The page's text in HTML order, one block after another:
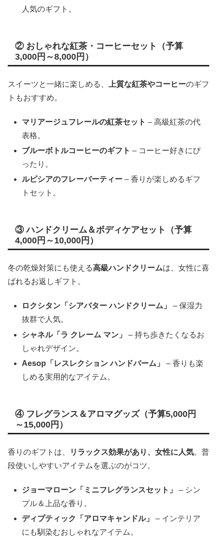
人気のギフト。
② おしゃれな紅茶・コーヒーセット（予算
3,000円～8,000円）
スイーツと一緒に楽しめる、 上質な紅茶やコーヒーのギフ
トもおすすめ。
マリアージュフレールの紅茶セット – 高級紅茶の代
表格。
ブルーボトルコーヒーのギフト – コーヒー好きにぴ
ったり。
ルピシアのフレーバーティー – 香りが楽しめるギフ
トセット。
③ ハンドクリーム＆ボディケアセット（予算
4,000円～10,000円）
冬の乾燥対策にも使える高級ハンドクリームは、女性に喜
ばれるお返しギフト。
ロクシタン「シアバター ハンドクリーム」
– 保湿力
抜群で人気。
シャネル「ラ クレーム マン」
– 持ち歩きたくなるお
しゃれデザイン。
Aesop「レスレクション ハンドバーム」
– 香りも楽
しめる実用的なアイテム。
④ フレグランス＆アロマグッズ（予算5,000円
～15,000円）
香りのギフトは、 リラックス効果があり、女性に人気。普
段使いしやすいアイテムを選ぶのがコツ。
ジョーマローン「ミニフレグランスセット」
– シン
プル＆上品な香り。
ディプティック「アロマキャンドル」
– インテリア
にも馴染むおしゃれなアイテム。